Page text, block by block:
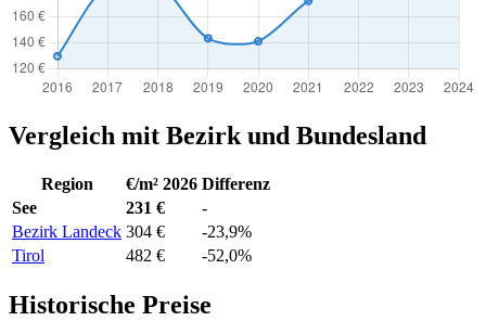
Vergleich mit Bezirk und Bundesland
Region €/m² 2026 Differenz
See
231 €
-
Bezirk Landeck 304 €
-23,9%
Tirol
482 € -52,0%
Historische Preise